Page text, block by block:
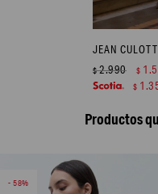
JEAN
$2.990 $
$
Productos
58